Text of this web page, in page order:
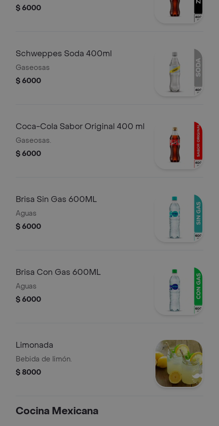
$ 6000
Schweppes Soda 400ml
Gaseosas
$ 6000
Coca-Cola Sabor Original 400 ml
Gaseosas.
$ 6000
Brisa Sin Gas 600ML
Aguas
$ 6000
Brisa Con Gas 600ML
Aguas
$ 6000
Limonada
Bebida de limón.
$ 8000
Cocina Mexicana